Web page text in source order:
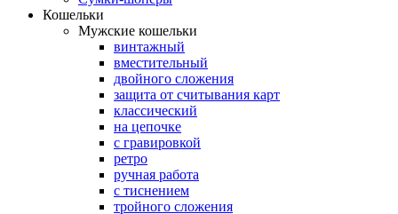
Кошельки
Мужские кошельки
винтажный
вместительный
двойного сложения
защита от считывания карт
классический
на цепочке
с гравировкой
ретро
ручная работа
с тиснением
тройного сложения